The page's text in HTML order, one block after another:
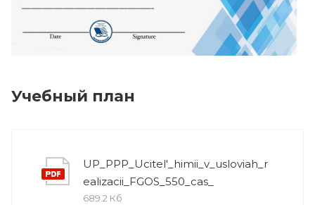
Учебный план
UP_PPP_Ucitel'_himii_v_usloviah_r
ealizacii_FGOS_550_cas_
689.2 Кб